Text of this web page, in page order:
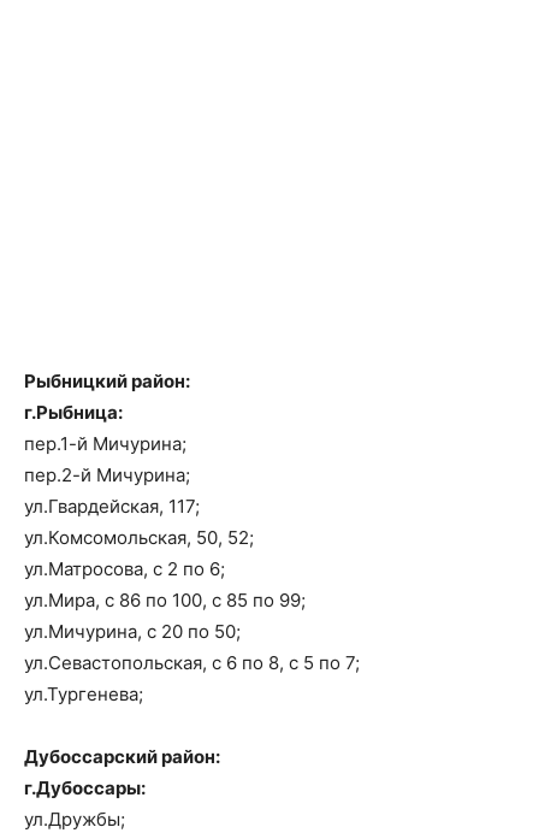
Рыбницкий район:
г.Рыбница:
пер.1-й Мичурина;
пер.2-й Мичурина;
ул.Гвардейская, 117;
ул.Комсомольская, 50, 52;
ул.Матросова, с 2 по 6;
ул.Мира, с 86 по 100, с 85 по 99;
ул.Мичурина, с 20 по 50;
ул.Севастопольская, с 6 по 8, с 5 по 7;
ул.Тургенева;
Дубоссарский район:
г.Дубоссары:
ул.Дружбы;